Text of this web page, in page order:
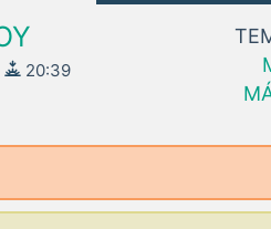
20:39